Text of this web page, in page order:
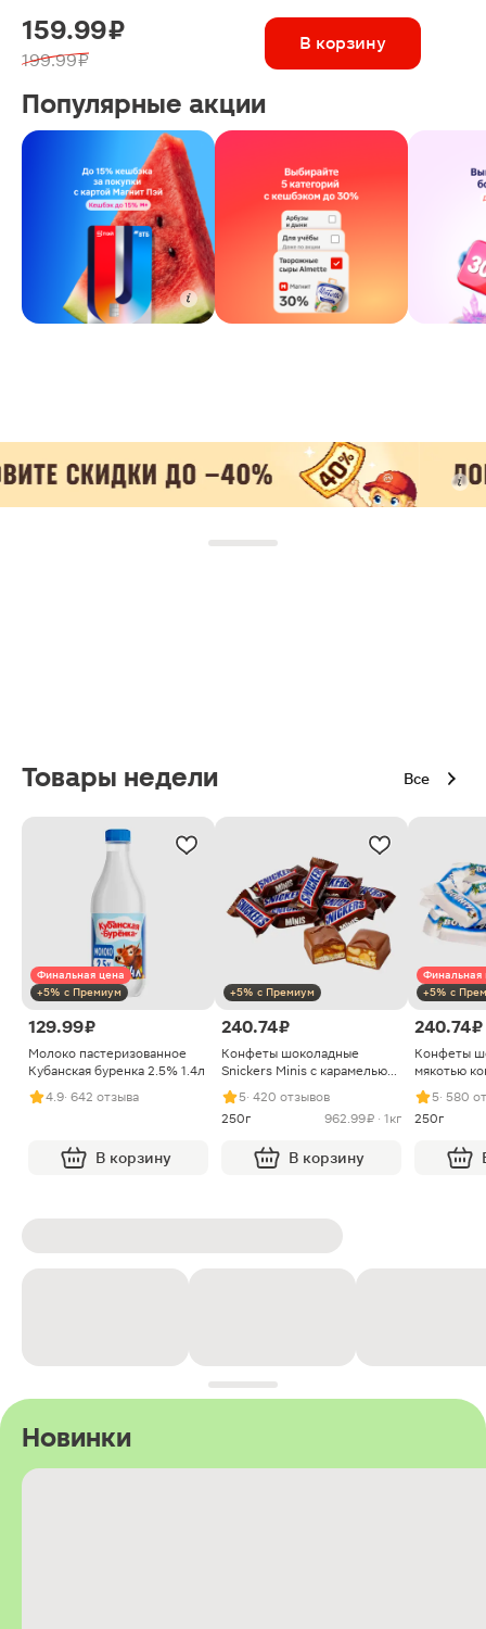
159.99 ₽
199.99 ₽
В корзину
Популярные акции
Товары недели Все
Финальная цена
+5% с Премиум
129.99 ₽
Молоко пастеризованное
Кубанская буренка 2.5% 1.4л
4.9· 642 отзыва
В корзину
+5% с Премиум
240.74 ₽
Конфеты шоколадные
Snickers Minis с карамелью
арахисом и нугой
5· 420 отзывов
250г
962.99 ₽ · 1кг
В корзину
Финальная
+5% с
240.74 ₽
Конфеты
мякотью
5· 580
250г
Новинки